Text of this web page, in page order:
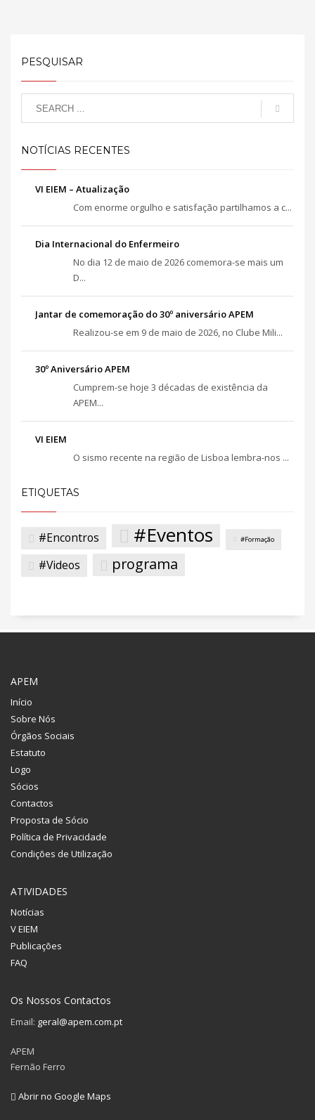
PESQUISAR
NOTÍCIAS RECENTES
VI EIEM – Atualização
Com enorme orgulho e satisfação partilhamos a c...
Dia Internacional do Enfermeiro
No dia 12 de maio de 2026 comemora-se mais um
D...
Jantar de comemoração do 30º aniversário APEM
Realizou-se em 9 de maio de 2026, no Clube Mili...
30º Aniversário APEM
Cumprem-se hoje 3 décadas de existência da
APEM...
VI EIEM
O sismo recente na região de Lisboa lembra-nos ...
ETIQUETAS
#Encontros #Eventos #Formação
#Videos programa
APEM
Início
Sobre Nós
Órgãos Sociais
Estatuto
Logo
Sócios
Contactos
Proposta de Sócio
Política de Privacidade
Condições de Utilização
ATIVIDADES
Notícias
V EIEM
Publicações
FAQ
Os Nossos Contactos
Email: geral@apem.com.pt
APEM
Fernão Ferro
Abrir no Google Maps